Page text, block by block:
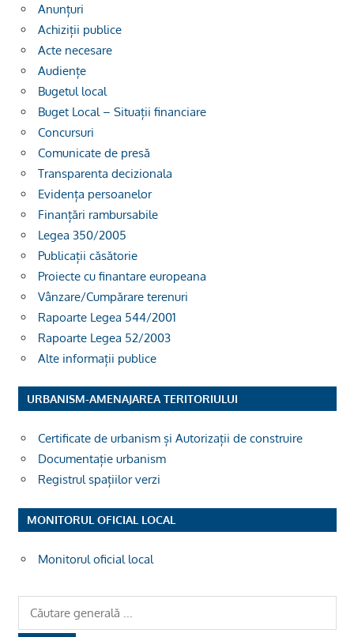
Anunțuri
Achiziții publice
Acte necesare
Audiențe
Bugetul local
Buget Local – Situații financiare
Concursuri
Comunicate de presă
Transparenta decizionala
Evidența persoanelor
Finanțări rambursabile
Legea 350/2005
Publicații căsătorie
Proiecte cu finantare europeana
Vânzare/Cumpărare terenuri
Rapoarte Legea 544/2001
Rapoarte Legea 52/2003
Alte informații publice
URBANISM-AMENAJAREA TERITORIULUI
Certificate de urbanism și Autorizații de construire
Documentație urbanism
Registrul spațiilor verzi
MONITORUL OFICIAL LOCAL
Monitorul oficial local